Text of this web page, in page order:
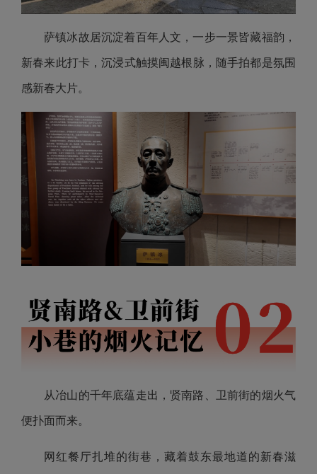
萨镇冰故居沉淀着百年人文，一步一景皆藏福韵，
新春来此打卡，沉浸式触摸闽越根脉，随手拍都是氛围
感新春大片。
从冶山的千年底蕴走出，贤南路、卫前街的烟火气
便扑面而来。
网红餐厅扎堆的街巷，藏着鼓东最地道的新春滋